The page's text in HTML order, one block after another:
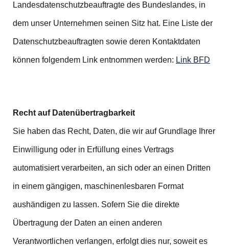
Landesdatenschutzbeauftragte des Bundeslandes, in
dem unser Unternehmen seinen Sitz hat. Eine Liste der
Datenschutzbeauftragten sowie deren Kontaktdaten
können folgendem Link entnommen werden: Link BFD
Recht auf Datenübertragbarkeit
Sie haben das Recht, Daten, die wir auf Grundlage Ihrer
Einwilligung oder in Erfüllung eines Vertrags
automatisiert verarbeiten, an sich oder an einen Dritten
in einem gängigen, maschinenlesbaren Format
aushändigen zu lassen. Sofern Sie die direkte
Übertragung der Daten an einen anderen
Verantwortlichen verlangen, erfolgt dies nur, soweit es